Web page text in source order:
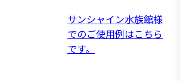
サンシャイン水族館様
でのご使用例はこちら
です。